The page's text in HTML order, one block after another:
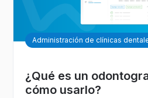
Administración de clínicas
¿Qué es un
cómo usarlo?